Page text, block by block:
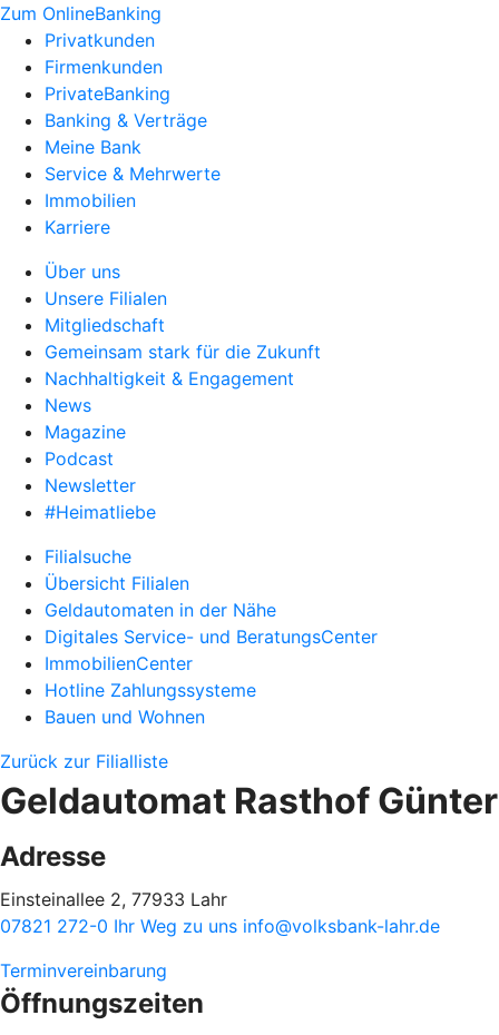
Zum OnlineBanking
Privatkunden
Firmenkunden
PrivateBanking
Banking & Verträge
Meine Bank
Service & Mehrwerte
Immobilien
Karriere
Über uns
Unsere Filialen
Mitgliedschaft
Gemeinsam stark für die Zukunft
Nachhaltigkeit & Engagement
News
Magazine
Podcast
Newsletter
#Heimatliebe
Filialsuche
Übersicht Filialen
Geldautomaten in der Nähe
Digitales Service- und BeratungsCenter
ImmobilienCenter
Hotline Zahlungssysteme
Bauen und Wohnen
Zurück zur Filialliste
Geldautomat Rasthof Günter
Adresse
Einsteinallee 2, 77933 Lahr
07821 272-0 Ihr Weg zu uns info@volksbank-lahr.de
Terminvereinbarung
Öffnungszeiten